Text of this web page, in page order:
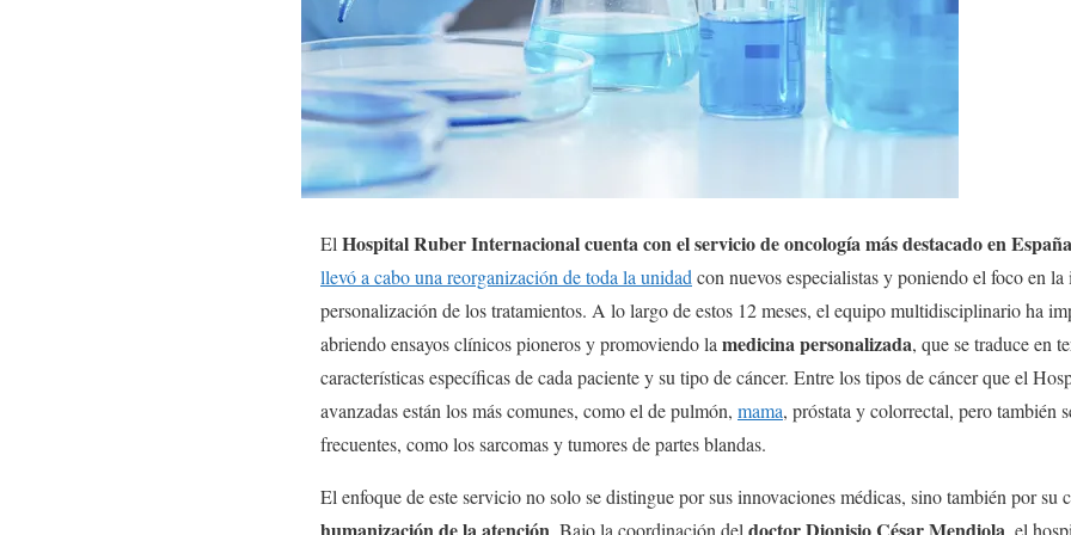
El Hospital Ruber Internacional cuenta con el servicio de oncología más destacado en
llevó a cabo una reorganización de toda la unidad con nuevos especialistas y poniendo el foco en
personalización de los tratamientos. A lo largo de estos 12 meses, el equipo multidisciplinario ha
abriendo ensayos clínicos pioneros y promoviendo la medicina personalizada, que se traduce en
características específicas de cada paciente y su tipo de cáncer. Entre los tipos de cáncer que el
avanzadas están los más comunes, como el de pulmón, mama, próstata y colorrectal, pero también
frecuentes, como los sarcomas y tumores de partes blandas.
El enfoque de este servicio no solo se distingue por sus innovaciones médicas, sino también por su
. Bajo la coordinación del , el